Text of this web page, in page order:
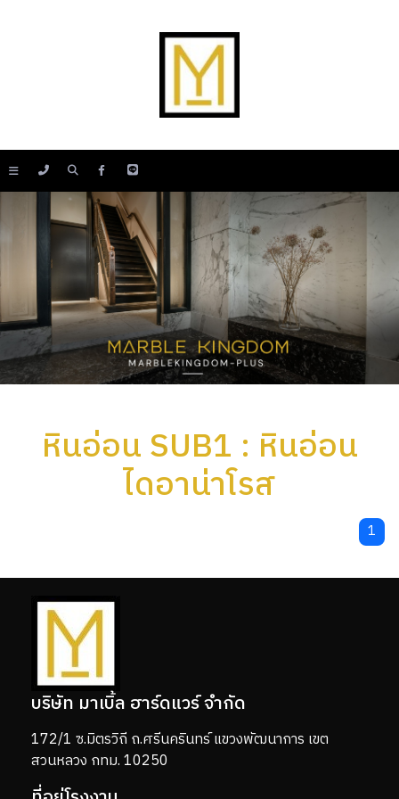
หินอ่อน SUB1 : หินอ่อน
ไดอาน่าโรส
1
บริษัท มาเบิ้ล ฮาร์ดแวร์ จำกัด
172/1 ซ.มิตรวิถี ถ.ศรีนครินทร์ แขวงพัฒนาการ เขต
สวนหลวง กทม. 10250